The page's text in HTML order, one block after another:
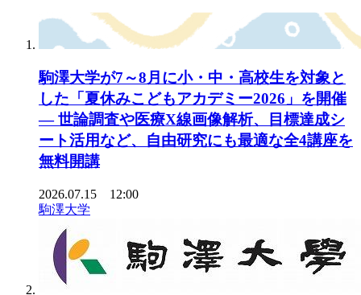
駒澤大学が7～8月に小・中・高校生を対象と
した「夏休みこどもアカデミー2026」を開催
— 世論調査や医療X線画像解析、目標達成シ
ート活用など、自由研究にも最適な全4講座を
無料開講
2026.07.15 12:00
駒澤大学